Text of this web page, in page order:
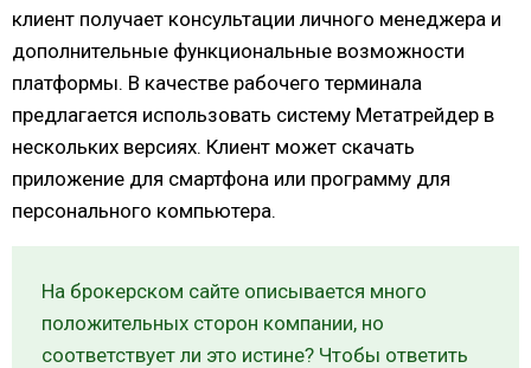
клиент получает консультации личного менеджера и
дополнительные функциональные возможности
платформы. В качестве рабочего терминала
предлагается использовать систему Метатрейдер в
нескольких версиях. Клиент может скачать
приложение для смартфона или программу для
персонального компьютера.
На брокерском сайте описывается много
положительных сторон компании, но
соответствует ли это истине? Чтобы ответить